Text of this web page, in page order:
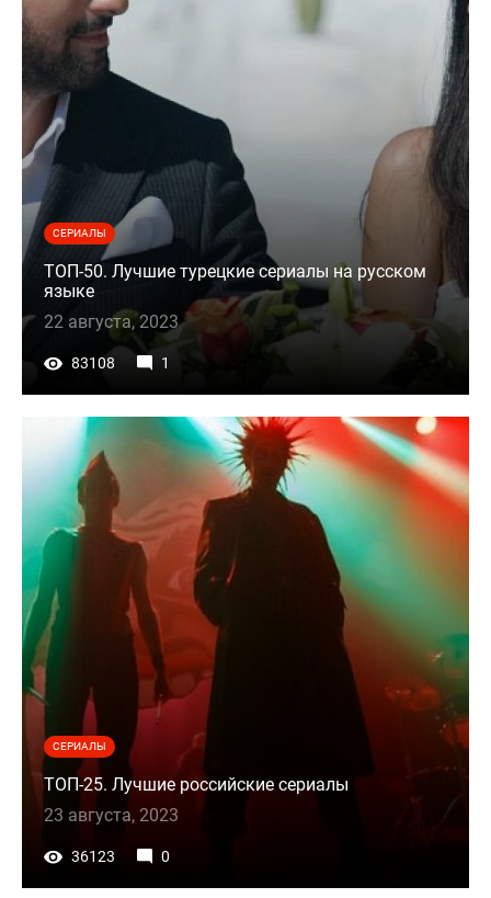
СЕРИАЛЫ
ТОП-50. Лучшие турецкие сериалы на русском
языке
22 августа, 2023
83108 1
СЕРИАЛЫ
ТОП-25. Лучшие российские сериалы
23 августа, 2023
36123 0